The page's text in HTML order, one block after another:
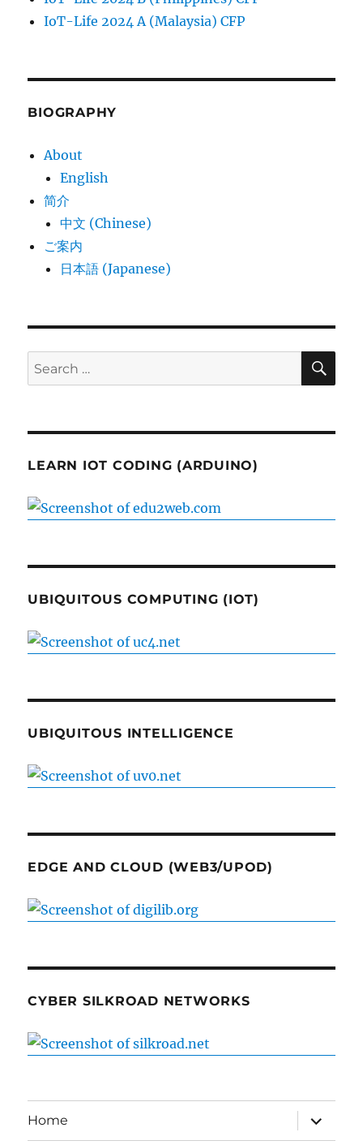
IoT-Life 2024 A (Malaysia) CFP
BIOGRAPHY
About
English
简介
中文 (Chinese)
ご案内
日本語 (Japanese)
Search
for:
LEARN IOT CODING (ARDUINO)
UBIQUITOUS COMPUTING (IOT)
UBIQUITOUS INTELLIGENCE
EDGE AND CLOUD (WEB3/UPOD)
CYBER SILKROAD NETWORKS
Home
expand
child
menu